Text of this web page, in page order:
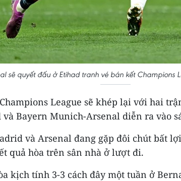
sẽ quyết đấu ở Etihad tranh vé bán kết Champions
League sẽ khép lại với hai
Bayern Munich-Arsenal diễn ra vào
và Arsenal đang gặp đôi chút bất
quả hòa trên sân nhà ở lượt đi.
kịch tính 3-3 cách đây một tuần ở